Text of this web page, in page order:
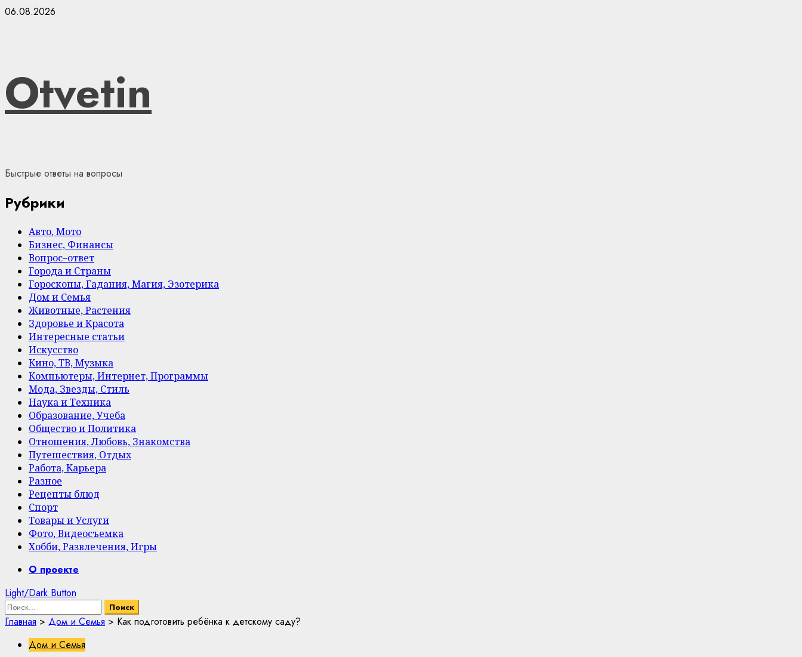
Skip
06.08.2026
Otvetin
Быстрые ответы на вопросы
Рубрики
Авто, Мото
Бизнес, Финансы
Вопрос–ответ
Города и Страны
Гороскопы, Гадания, Магия, Эзотерика
Дом и Семья
Животные, Растения
Здоровье и Красота
Интересные статьи
Искусство
Кино, ТВ, Музыка
Компьютеры, Интернет, Программы
Мода, Звезды, Стиль
Наука и Техника
Образование, Учеба
Общество и Политика
Отношения, Любовь, Знакомства
Путешествия, Отдых
Работа, Карьера
Разное
Рецепты блюд
Спорт
Товары и Услуги
Фото, Видеосъемка
Хобби, Развлечения, Игры
PrimaryО проекте
Light/Dark Button
Найти:
Главная > Дом и Семья > Как подготовить ребёнка к детскому саду?
Дом и Семья